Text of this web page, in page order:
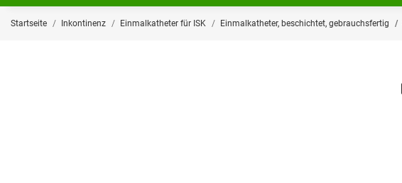
Startseite Inkontinenz Einmalkatheter für ISK Einmalkatheter, beschichtet, gebrauchsfertig